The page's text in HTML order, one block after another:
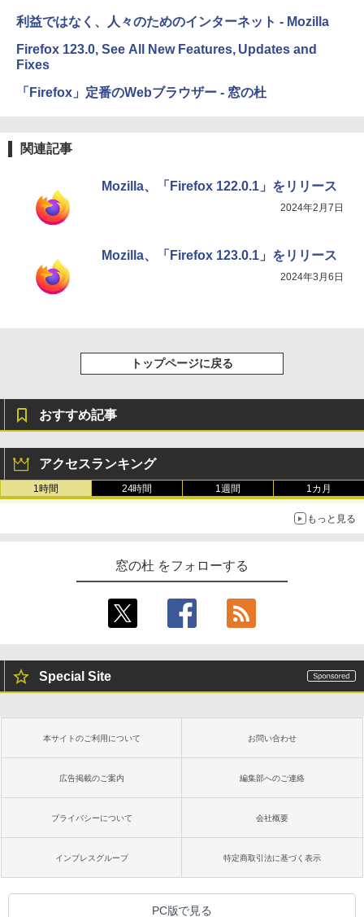
利益ではなく、人々のためのインターネット - Mozilla
Firefox 123.0, See All New Features, Updates and
Fixes
「Firefox」定番のWebブラウザー - 窓の杜
関連記事
Mozilla、「Firefox 122.0.1」をリリース
2024年2月7日
Mozilla、「Firefox 123.0.1」をリリース
2024年3月6日
トップページに戻る
おすすめ記事
アクセスランキング
1時間 24時間 1週間 1カ月
もっと見る
窓の杜 をフォローする
Special Site
本サイトのご利用について お問い合わせ
広告掲載のご案内 編集部へのご連絡
プライバシーについて 会社概要
インプレスグループ 特定商取引法に基づく表示
PC版で見る